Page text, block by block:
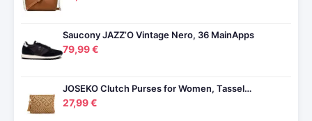
Saucony JAZZ’O Vintage Nero, 36 MainApps
79,99 €
JOSEKO Clutch Purses for Women, Tassel…
27,99 €